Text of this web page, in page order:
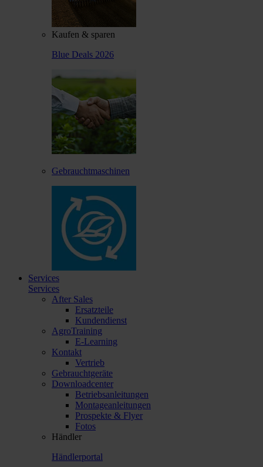
Kaufen & sparen
Blue Deals 2026
Gebrauchtmaschinen
Services
Services
After Sales
Ersatzteile
Kundendienst
AgroTraining
E-Learning
Kontakt
Vertrieb
Gebrauchtgeräte
Downloadcenter
Betriebsanleitungen
Montageanleitungen
Prospekte & Flyer
Fotos
Händler
Händlerportal